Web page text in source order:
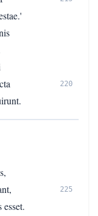
220
225